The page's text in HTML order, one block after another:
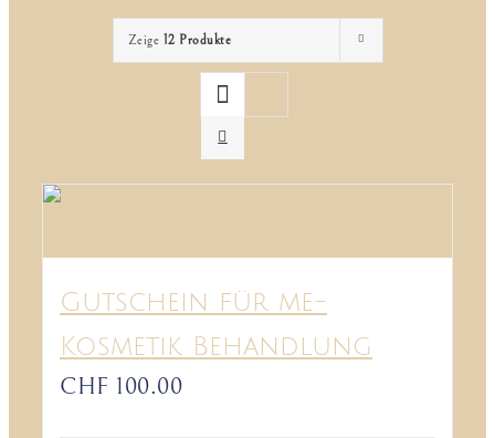
Zeige 12 Produkte
Gutschein für me-
Kosmetik Behandlung
CHF 100.00